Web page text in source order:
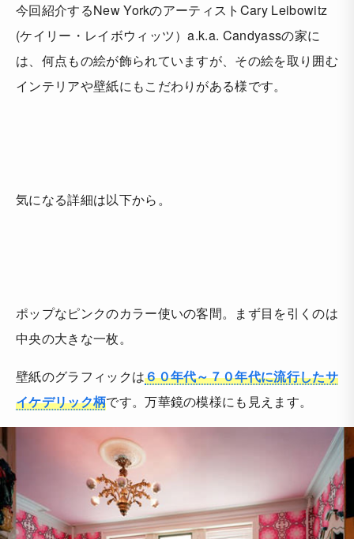
今回紹介するNew YorkのアーティストCary Leibowitz
(ケイリー・レイボウィッツ）a.k.a. Candyassの家に
は、何点もの絵が飾られていますが、その絵を取り囲む
インテリアや壁紙にもこだわりがある様です。
気になる詳細は以下から。
ポップなピンクのカラー使いの客間。まず目を引くのは
中央の大きな一枚。
壁紙のグラフィックは６０年代～７０年代に流行したサ
イケデリック柄です。万華鏡の模様にも見えます。